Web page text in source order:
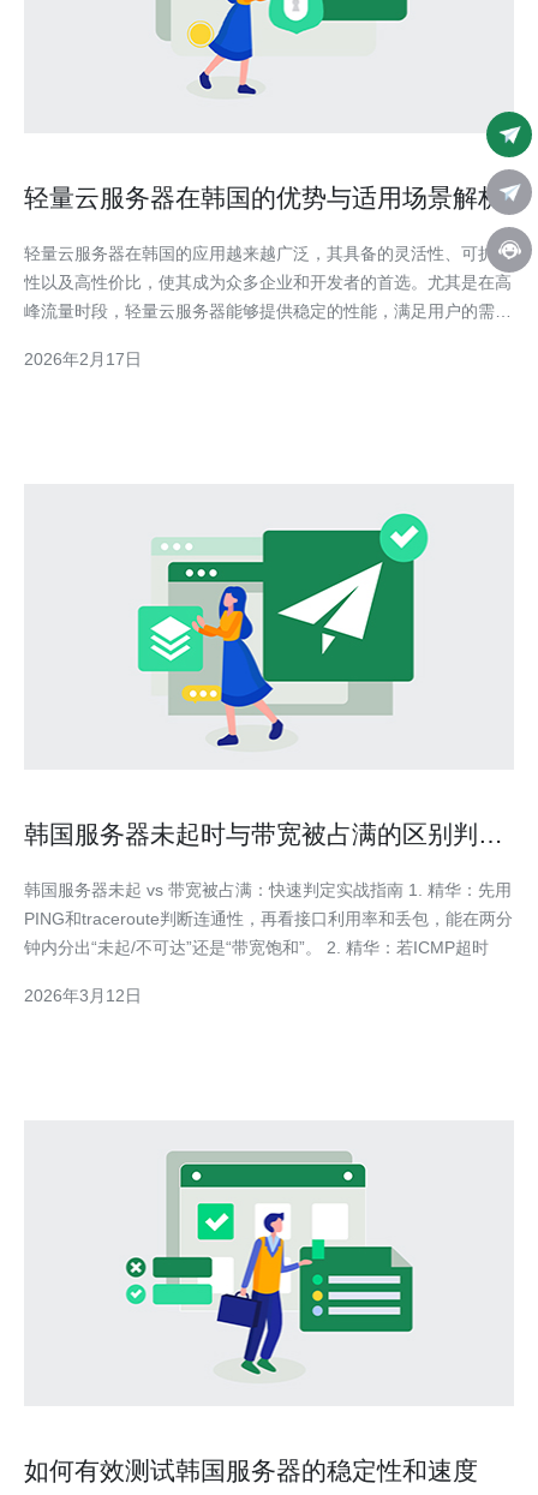
轻量云服务器在韩国的优势与适用场景解析
轻量云服务器在韩国的应用越来越广泛，其具备的灵活性、可扩展
性以及高性价比，使其成为众多企业和开发者的首选。尤其是在高
峰流量时段，轻量云服务器能够提供稳定的性能，满足用户的需
强大的网络支持和技术保障。 灵活性与可扩展性 轻量云服务器的
2026年2月17日
韩国服务器未起时与带宽被占满的区别判定
韩国服务器未起 vs 带宽被占满：快速判定实战指南 1. 精华：先用
PING和traceroute判断连通性，再看接口利用率和丢包，能在两分
钟内分出“未起/不可达”还是“带宽饱和”。 2. 精华：若ICMP超时
2026年3月12日
如何有效测试韩国服务器的稳定性和速度